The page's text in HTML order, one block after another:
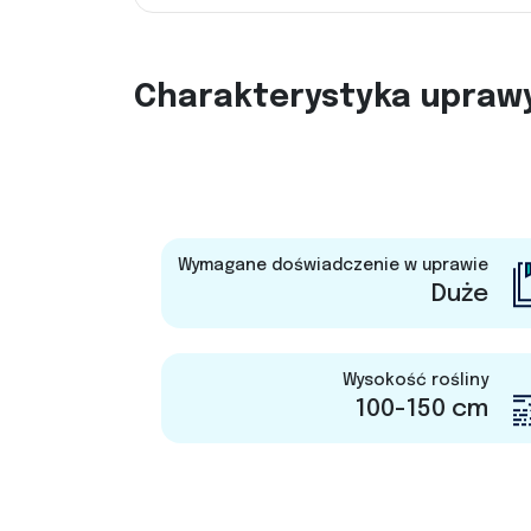
Charakterystyka
Wymagane doświadczenie w uprawie
Duże
Wysokość rośliny
100-150 cm